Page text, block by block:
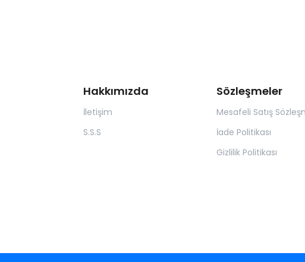
Hakkımızda
İletişim
S.S.S
Sözleşmeler
Mesafeli Satış
İade Politikası
Gizlilik Politikası